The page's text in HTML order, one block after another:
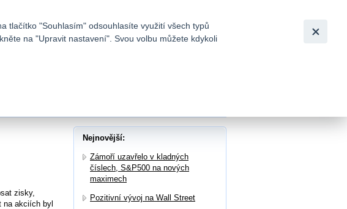
účty bez poplatků a
zisky,
na akciích byl
Nejnovější:
Zámoří uzavřelo v kladných
číslech, S&P500 na nových
maximech
Pozitivní vývoj na Wall Street
tlačítko "Souhlasím" odsouhlasíte využití všech typů
na "Upravit nastavení". Svou volbu můžete kdykoli